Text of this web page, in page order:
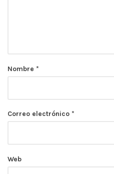
Nombre *
Correo electrónico *
Web